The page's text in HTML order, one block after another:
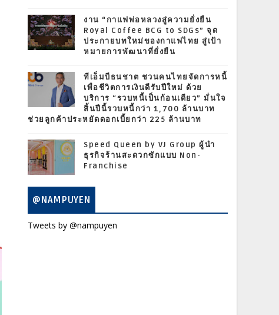
งาน “กาแฟพ่อหลวงสู่ความยั่งยืน
Royal Coffee BCG to SDGs” จุด
ประกายบทใหม่ของกาแฟไทย สู่เป้า
หมายการพัฒนาที่ยั่งยืน
ทีเอ็มบีธนชาต ชวนคนไทยจัดการหนี้
เพื่อชีวิตการเงินดีรับปีใหม่ ด้วย
บริการ “รวบหนี้เป็นก้อนเดียว” มั่นใจ
สิ้นปีนี้รวบหนี้กว่า 1,700 ล้านบาท
ช่วยลูกค้าประหยัดดอกเบี้ยกว่า 225 ล้านบาท
Speed Queen by VJ Group ผู้นำ
ธุรกิจร้านสะดวกซักแบบ Non-
Franchise
@NAMPUYEN
Tweets by @nampuyen